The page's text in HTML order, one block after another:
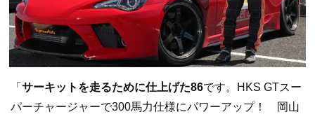
「 サーキットを走るために仕上げた86です。HKS GTスー
パーチャージャーで300馬力仕様にパワーアップ！ 岡山